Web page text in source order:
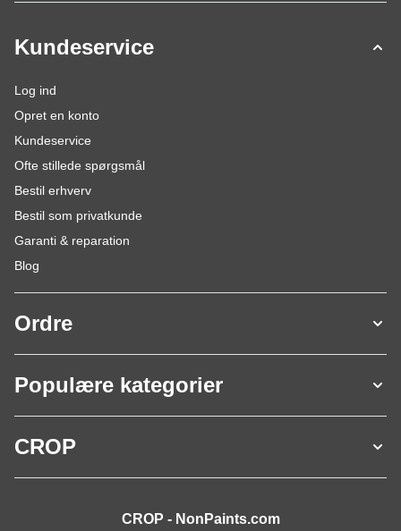
Kundeservice
Log ind
Opret en konto
Kundeservice
Ofte stillede spørgsmål
Bestil erhverv
Bestil som privatkunde
Garanti & reparation
Blog
Ordre
Populære kategorier
CROP
CROP - NonPaints.com